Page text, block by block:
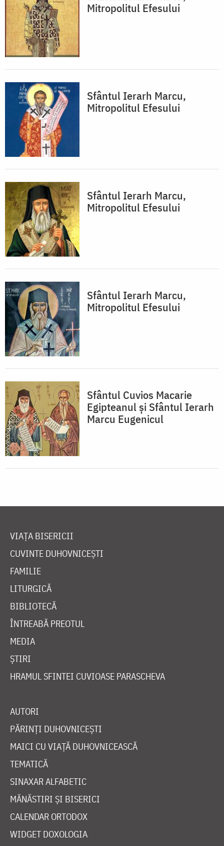
Mitropolitul Efesului
Sfântul Ierarh Marcu,
Mitropolitul Efesului
Sfântul Ierarh Marcu,
Mitropolitul Efesului
Sfântul Ierarh Marcu,
Mitropolitul Efesului
Sfântul Cuvios Macarie
Egipteanul și Sfântul Ierarh
Marcu Eugenicul
VIAȚA BISERICII
CUVINTE DUHOVNICEȘTI
FAMILIE
LITURGICĂ
BIBLIOTECĂ
ÎNTREABĂ PREOTUL
MEDIA
ȘTIRI
HRAMUL SFINTEI CUVIOASE PARASCHEVA
AUTORI
PĂRINȚI DUHOVNICEȘTI
MAICI CU VIAȚĂ DUHOVNICEASCĂ
TEMATICĂ
SINAXAR ALFABETIC
MĂNĂSTIRI ȘI BISERICI
CALENDAR ORTODOX
WIDGET DOXOLOGIA